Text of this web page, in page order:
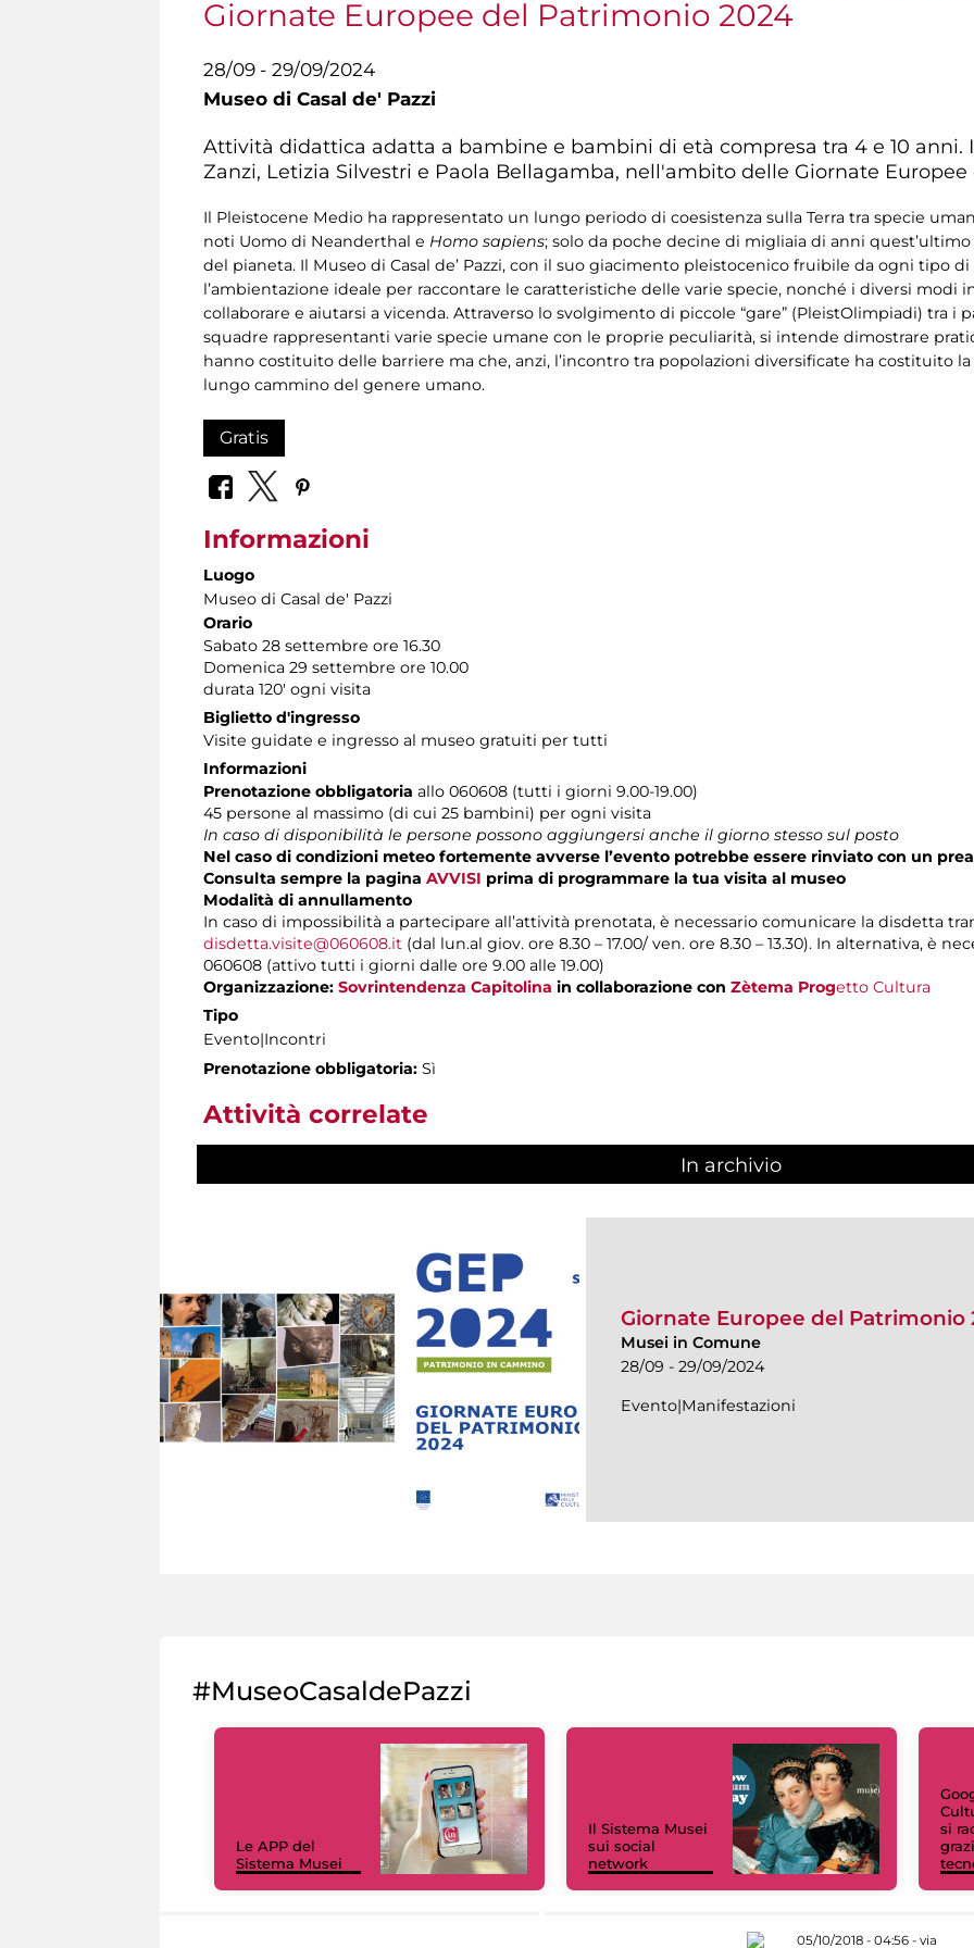
Giornate Europee del Patrimonio 2024
28/09 - 29/09/2024
Museo di Casal de' Pazzi
Attività didattica adatta a bambine e bambini di età compresa tra 4 e 10 anni.
Zanzi, Letizia Silvestri e Paola Bellagamba, nell'ambito delle Giornate
Il Pleistocene Medio ha rappresentato un lungo periodo di coesistenza sulla Terra tra specie
noti Uomo di Neanderthal e Homo sapiens; solo da poche decine di migliaia di anni
del pianeta. Il Museo di Casal de’ Pazzi, con il suo giacimento pleistocenico fruibile da ogni tipo
l’ambientazione ideale per raccontare le caratteristiche delle varie specie, nonché i diversi modi
collaborare e aiutarsi a vicenda. Attraverso lo svolgimento di piccole “gare” (PleistOlimpiadi) tra i
squadre rappresentanti varie specie umane con le proprie peculiarità, si intende dimostrare
hanno costituito delle barriere ma che, anzi, l’incontro tra popolazioni diversificate ha costituito
lungo cammino del genere umano.
Gratis
Informazioni
Luogo
Museo di Casal de' Pazzi
Orario
Sabato 28 settembre ore 16.30
Domenica 29 settembre ore 10.00
durata 120' ogni visita
Biglietto d'ingresso
Visite guidate e ingresso al museo gratuiti per tutti
Informazioni
Prenotazione obbligatoria allo 060608 (tutti i giorni 9.00-19.00)
45 persone al massimo (di cui 25 bambini) per ogni visita
In caso di disponibilità le persone possono aggiungersi anche il giorno stesso sul posto
Nel caso di condizioni meteo fortemente avverse l’evento potrebbe essere rinviato con un
Consulta sempre la pagina AVVISI prima di programmare la tua visita al museo
Modalità di annullamento
In caso di impossibilità a partecipare all’attività prenotata, è necessario comunicare la disdetta
disdetta.visite@060608.it (dal lun.al giov. ore 8.30 – 17.00/ ven. ore 8.30 – 13.30). In alternativa, è
060608 (attivo tutti i giorni dalle ore 9.00 alle 19.00)
Organizzazione: Sovrintendenza Capitolina in collaborazione con Zètema Progetto Cultura
Tipo
Evento|Incontri
Prenotazione obbligatoria: Sì
Attività correlate
In archivio
Giornate Europee del Patrimonio
Musei in Comune
28/09 - 29/09/2024
Evento|Manifestazioni
#MuseoCasaldePazzi
Le APP del
Sistema Musei
Il Sistema Musei
sui social
network
si